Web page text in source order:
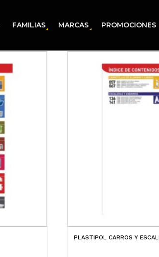
FAMILIAS MARCAS PROMOCIONES
PLASTIPOL CARROS Y